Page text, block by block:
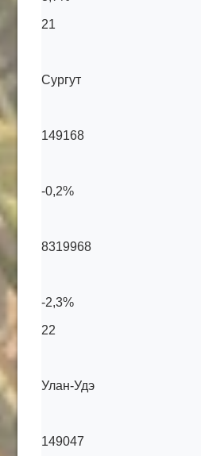
21
Сургут
149168
-0,2%
8319968
-2,3%
22
Улан-Удэ
149047